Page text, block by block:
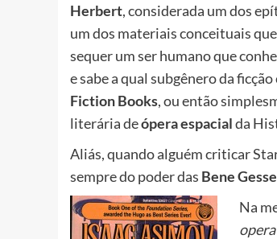
Herbert, considerada um dos
um dos materiais conceituais
sequer um ser humano que
e sabe a qual subgênero da
Fiction Books, ou então
literária deópera espacialda
Aliás, quando alguém criticar
sempre do poder das Bene
Na
opera